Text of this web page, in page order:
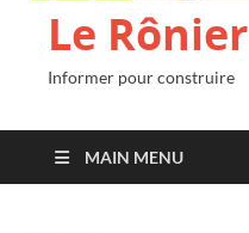
Le Rônier
Informer pour construire
MAIN MENU